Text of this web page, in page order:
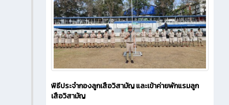
พิธีประจำกองลูกเสือวิสามัญ และเข้าค่ายพักแรมลูก
เสือวิสามัญ